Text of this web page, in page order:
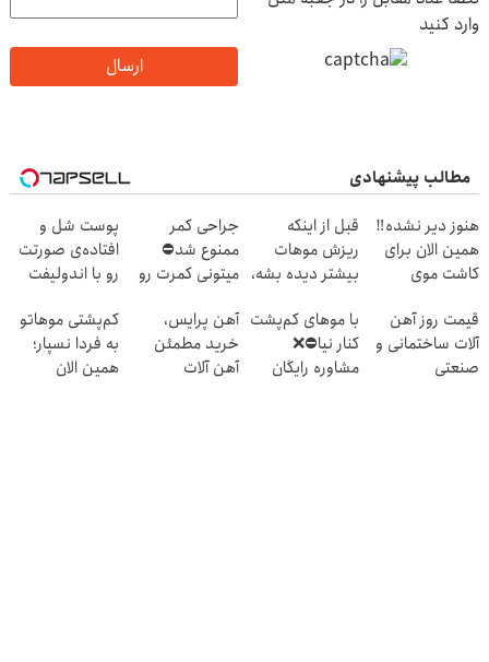
وارد کنید
ارسال
مطالب پیشنهادی
هنوز دیر نشده‼️
همین الان برای
کاشت موی
قبل از اینکه
ریزش موهات
بیشتر دیده بشه،
جراحی کمر
ممنوع شد⛔
میتونی کمرت رو
کنی! 👈🏻
پرسش‌نامه
پوست شل و
افتاده‌ی صورتت
رو با اندولیفت
قیمت روز آهن
آلات ساختمانی و
صنعتی
با موهای کم‌پشت
کنار نیا⛔️❌
مشاوره رایگان
آهن پرایس،
خرید مطمئن
آهن آلات
کم‌پشتی موهاتو
به فردا نسپار؛
همین الان